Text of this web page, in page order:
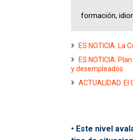
formación,
ES NOTICIA. La
ES NOTICIA.
y desempleados
ACTUALIDAD.
• Este nivel